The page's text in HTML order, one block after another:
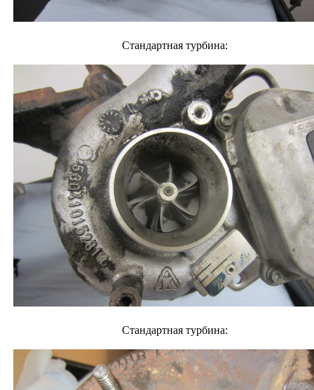
Стандартная турбина:
Стандартная турбина: